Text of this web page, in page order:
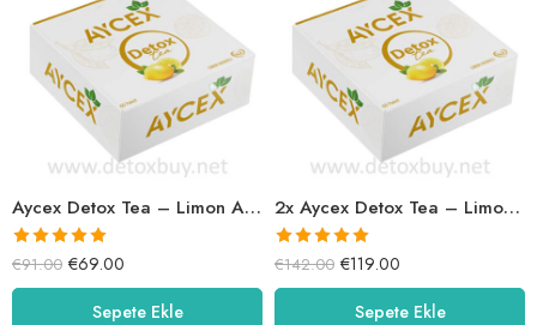
Aycex Detox Tea – Limon Aromalı
5 üzerinden
5.00oy aldı
€91.00 €69.00
Sepete Ekle
2x Aycex Detox Tea – Limon Aromalı
5 üzerinden
5.00oy aldı
€142.00 €119.00
Sepete Ekle